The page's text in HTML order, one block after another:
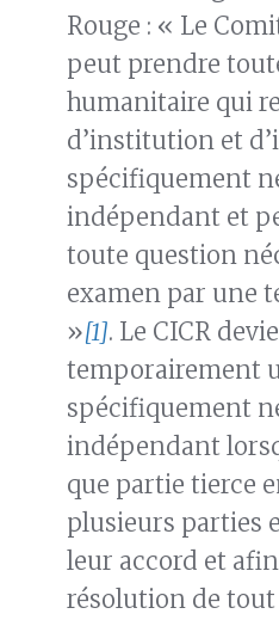
Rouge : « Le
peut prendre
humanitaire qui
d’institution et
spécifiquement
indépendant et
toute question
examen par une
»[1]. Le CICR
temporairement
spécifiquement
indépendant
que partie tierce
plusieurs parties
leur accord et
résolution de